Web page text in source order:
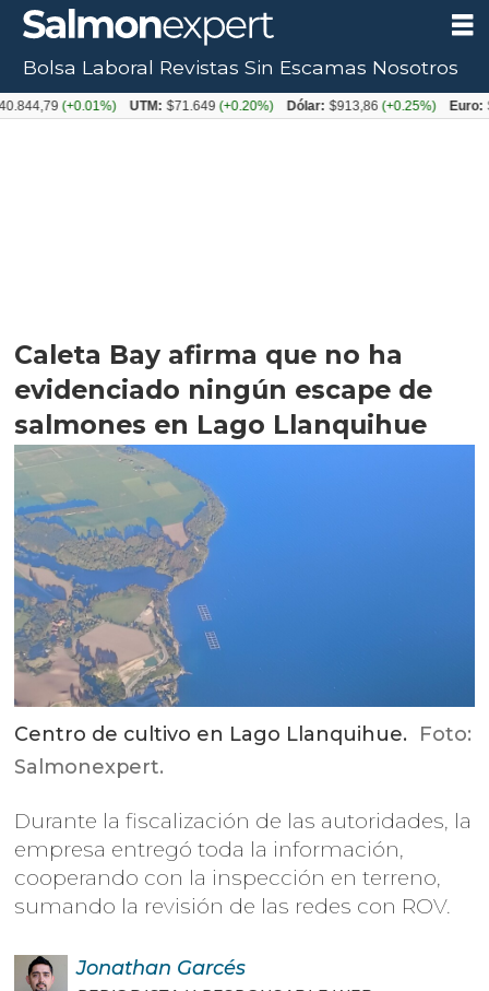
Caleta Bay afirma que no ha
evidenciado ningún escape de
salmones en Lago Llanquihue
Centro de cultivo en Lago Llanquihue. Foto:
Salmonexpert.
Durante la fiscalización de las autoridades, la
empresa entregó toda la información,
cooperando con la inspección en terreno,
sumando la revisión de las redes con ROV.
Jonathan Garcés
Bolsa Laboral Revistas Sin Escamas Nosotros
(+0.01%) UTM: $71.649(+0.20%) Dólar: $913,86(+0.25%) Euro: